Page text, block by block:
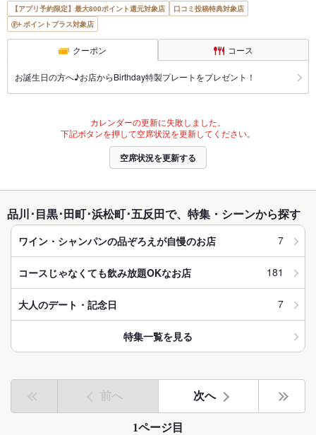
【アプリ予約限定】最大800ポイント還元対象店
口コミ投稿特典対象店
ポイントプラス対象店
クーポン コース
お誕生日の方へ♪お店からBirthday特製プレートをプレゼント！
カレンダーの更新に失敗しました。
下記ボタンを押して空席状況を更新してください。
空席状況を更新する
品川･目黒･田町･浜松町･五反田で、特集・シーンから探す
ワイン・シャンパンの品ぞろえが自慢のお店 7
コースじゃなくても飲み放題OKなお店 181
大人のデート・記念日 7
特集一覧を見る
前へ 次へ
1ページ目